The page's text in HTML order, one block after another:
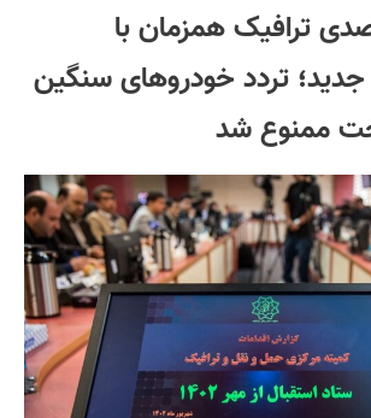
۲۰درصدی ترافیک همزمان با
تردد خودروهای سنگین
ممنوع شد